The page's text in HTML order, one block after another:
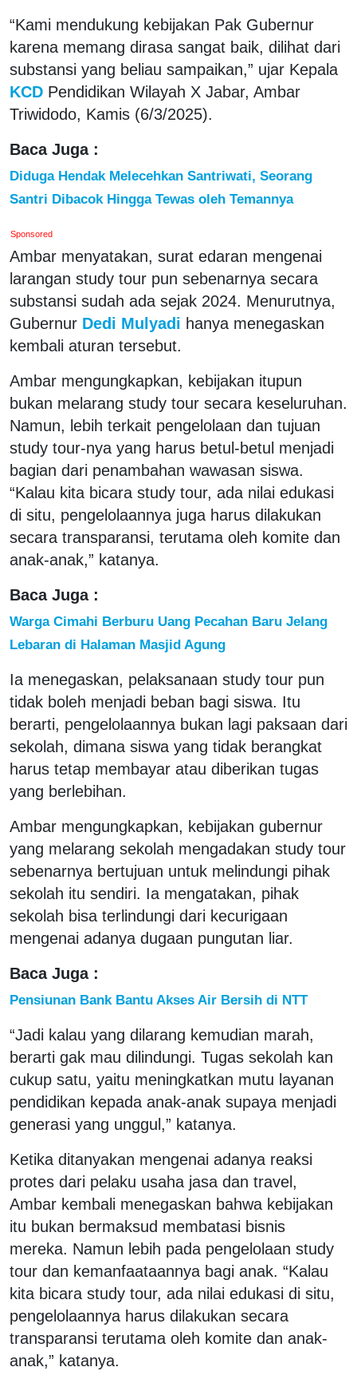
“Kami mendukung kebijakan Pak Gubernur
karena memang dirasa sangat baik, dilihat dari
substansi yang beliau sampaikan,” ujar Kepala
KCD Pendidikan Wilayah X Jabar, Ambar
Triwidodo, Kamis (6/3/2025).
Baca Juga :
Diduga Hendak Melecehkan Santriwati, Seorang
Santri Dibacok Hingga Tewas oleh Temannya
Sponsored
Ambar menyatakan, surat edaran mengenai
larangan study tour pun sebenarnya secara
substansi sudah ada sejak 2024. Menurutnya,
Gubernur Dedi Mulyadi hanya menegaskan
kembali aturan tersebut.
Ambar mengungkapkan, kebijakan itupun
bukan melarang study tour secara keseluruhan.
Namun, lebih terkait pengelolaan dan tujuan
study tour-nya yang harus betul-betul menjadi
bagian dari penambahan wawasan siswa.
“Kalau kita bicara study tour, ada nilai edukasi
di situ, pengelolaannya juga harus dilakukan
secara transparansi, terutama oleh komite dan
anak-anak,” katanya.
Baca Juga :
Warga Cimahi Berburu Uang Pecahan Baru Jelang
Lebaran di Halaman Masjid Agung
Ia menegaskan, pelaksanaan study tour pun
tidak boleh menjadi beban bagi siswa. Itu
berarti, pengelolaannya bukan lagi paksaan dari
sekolah, dimana siswa yang tidak berangkat
harus tetap membayar atau diberikan tugas
yang berlebihan.
Ambar mengungkapkan, kebijakan gubernur
yang melarang sekolah mengadakan study tour
sebenarnya bertujuan untuk melindungi pihak
sekolah itu sendiri. Ia mengatakan, pihak
sekolah bisa terlindungi dari kecurigaan
mengenai adanya dugaan pungutan liar.
Baca Juga :
Pensiunan Bank Bantu Akses Air Bersih di NTT
“Jadi kalau yang dilarang kemudian marah,
berarti gak mau dilindungi. Tugas sekolah kan
cukup satu, yaitu meningkatkan mutu layanan
pendidikan kepada anak-anak supaya menjadi
generasi yang unggul,” katanya.
Ketika ditanyakan mengenai adanya reaksi
protes dari pelaku usaha jasa dan travel,
Ambar kembali menegaskan bahwa kebijakan
itu bukan bermaksud membatasi bisnis
mereka. Namun lebih pada pengelolaan study
tour dan kemanfaataannya bagi anak. “Kalau
kita bicara study tour, ada nilai edukasi di situ,
pengelolaannya harus dilakukan secara
transparansi terutama oleh komite dan anak-
anak,” katanya.